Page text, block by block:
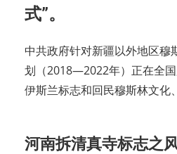
式”。
中共政府针对新疆以外地区穆
划（2018—2022年）正在全
伊斯兰标志和回民穆斯林文化
河南拆清真寺标志之